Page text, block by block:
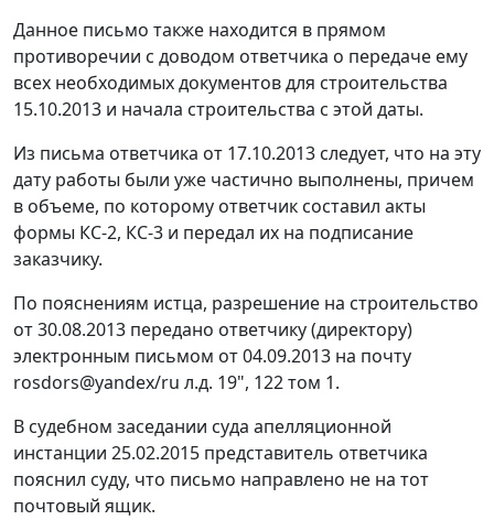
Данное письмо также находится в прямом
противоречии с доводом ответчика о передаче ему
всех необходимых документов для строительства
15.10.2013 и начала строительства с этой даты.
Из письма ответчика от 17.10.2013 следует, что на эту
дату работы были уже частично выполнены, причем
в объеме, по которому ответчик составил акты
формы КС-2, КС-3 и передал их на подписание
заказчику.
По пояснениям истца, разрешение на строительство
от 30.08.2013 передано ответчику (директору)
электронным письмом от 04.09.2013 на почту
rosdors@yandex/ru л.д. 19", 122 том 1.
В судебном заседании суда апелляционной
инстанции 25.02.2015 представитель ответчика
пояснил суду, что письмо направлено не на тот
почтовый ящик.